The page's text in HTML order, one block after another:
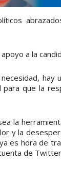
a la
hay
que la
la
y la
es hora de
de